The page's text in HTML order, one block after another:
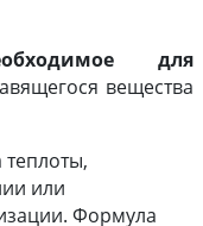
для
вещества
или
Формула